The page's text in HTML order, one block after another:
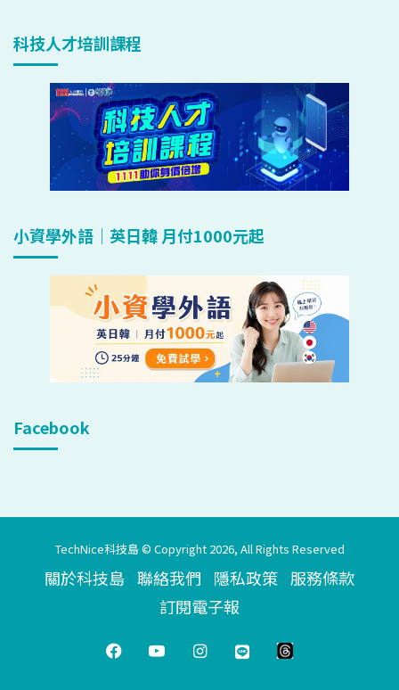
科技人才培訓課程
小資學外語｜英日韓 月付1000元起
Facebook
TechNice科技島 © Copyright 2026, All Rights Reserved
關於科技島 聯絡我們 隱私政策 服務條款
訂閱電子報